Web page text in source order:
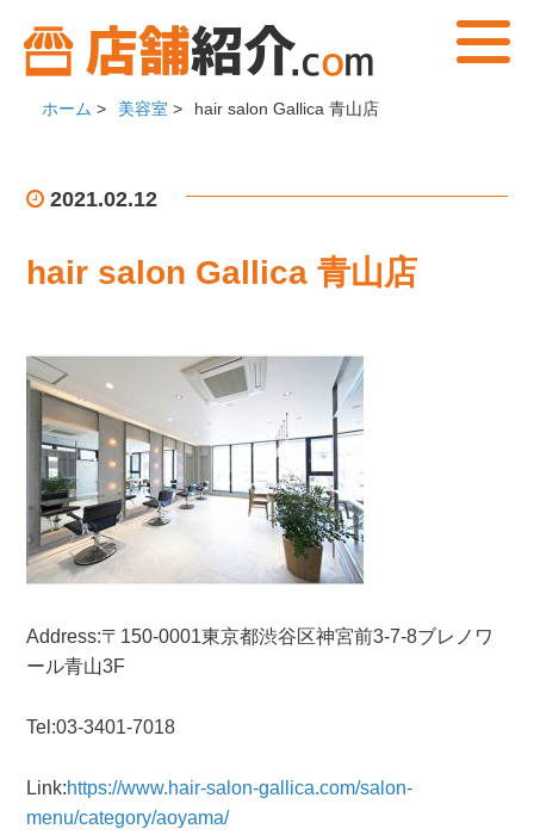
ホーム > 美容室 > hair salon Gallica 青山店
2021.02.12
hair salon Gallica 青山店
Address:〒150-0001東京都渋谷区神宮前3-7-8ブレノワ
ール青山3F
Tel:03-3401-7018
Link:https://www.hair-salon-gallica.com/salon-
menu/category/aoyama/